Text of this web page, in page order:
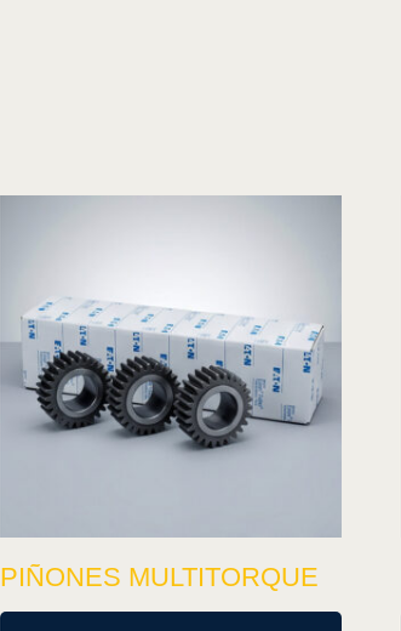
PIÑONES MULTITORQUE